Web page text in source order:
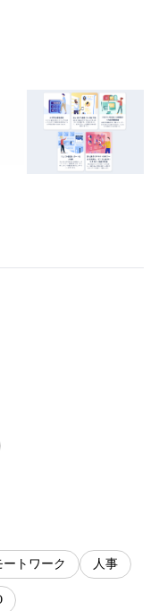
ートワーク 人事